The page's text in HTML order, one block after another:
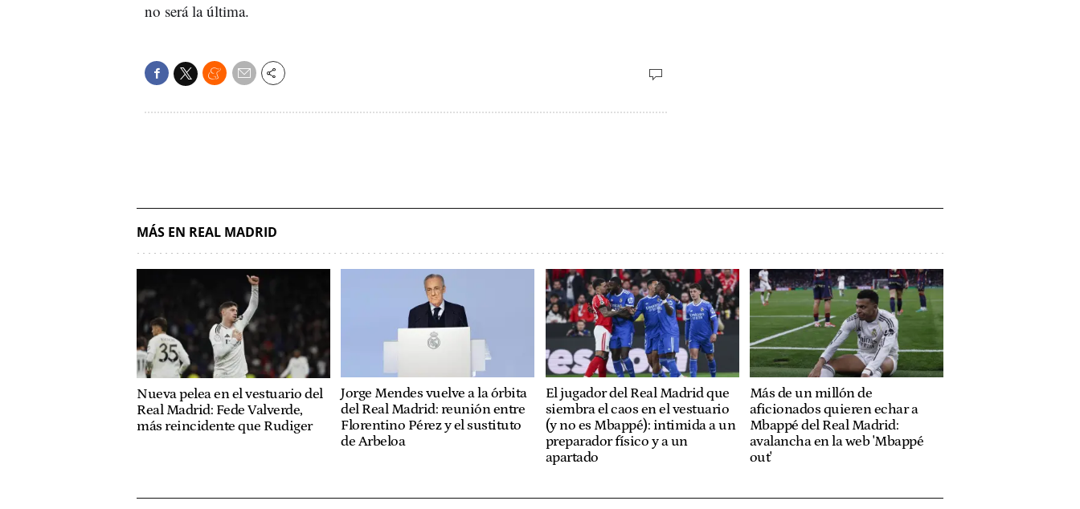
no será la última.
MÁS EN REAL MADRID
Nueva pelea en el vestuario del
Real Madrid: Fede Valverde,
más reincidente que Rudiger
Jorge Mendes vuelve a la órbita
del Real Madrid: reunión entre
Florentino Pérez y el sustituto
de Arbeloa
El jugador del Real Madrid que
siembra el caos en el vestuario
(y no es Mbappé): intimida a un
preparador físico y a un
apartado
Más de un millón de
aficionados quieren echar a
Mbappé del Real Madrid:
avalancha en la web 'Mbappé
out'